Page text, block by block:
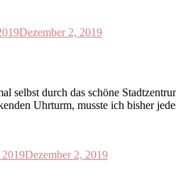
Dezember 2, 2019
selbst durch das schöne
Uhrturm, musste ich bisher
Dezember 2, 2019